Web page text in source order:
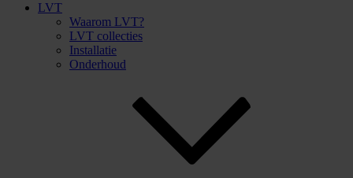
LVT
Waarom LVT?
LVT collecties
Installatie
Onderhoud